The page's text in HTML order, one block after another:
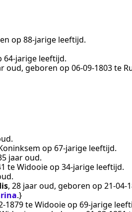
op 88-jarige leeftijd.
64-jarige leeftijd.
oud, geboren op 06‑09‑1803te
op 67-jarige leeftijd.
jaar oud.
teWidooieop 34-jarige leeftijd.
, 28 jaar oud, geboren op
.}
teWidooieop 69-jarige